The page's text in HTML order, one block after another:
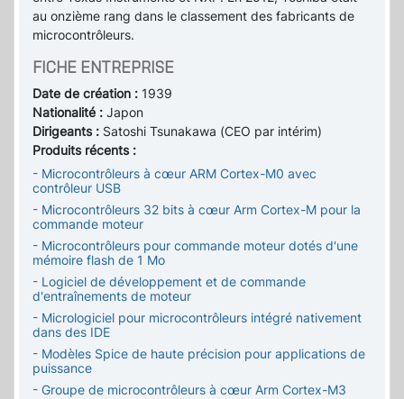
au onzième rang dans le classement des fabricants de
microcontrôleurs.
FICHE ENTREPRISE
Date de création : 1939
Nationalité : Japon
Dirigeants : Satoshi Tsunakawa (CEO par intérim)
Produits récents :
- Microcontrôleurs à cœur ARM Cortex-M0 avec
contrôleur USB
- Microcontrôleurs 32 bits à cœur Arm Cortex-M pour la
commande moteur
- Microcontrôleurs pour commande moteur dotés d'une
mémoire flash de 1 Mo
- Logiciel de développement et de commande
d'entraînements de moteur
- Micrologiciel pour microcontrôleurs intégré nativement
dans des IDE
- Modèles Spice de haute précision pour applications de
puissance
- Groupe de microcontrôleurs à cœur Arm Cortex-M3